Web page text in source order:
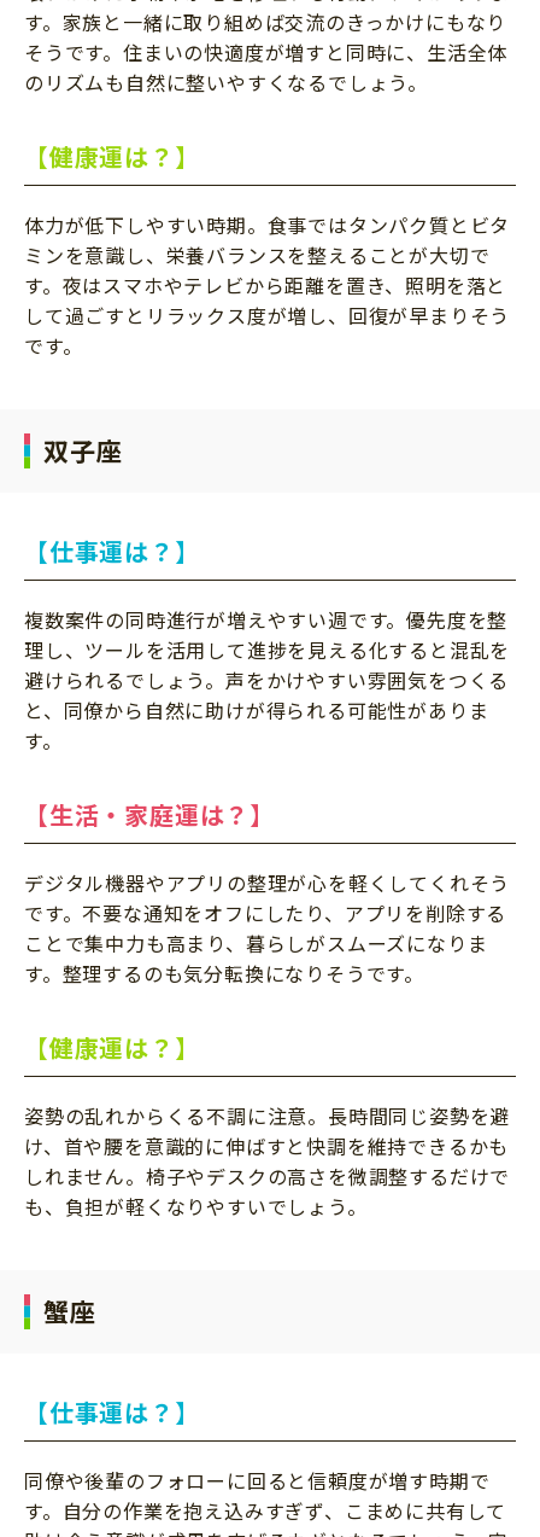
す。家族と一緒に取り組めば交流のきっかけにもなり
そうです。住まいの快適度が増すと同時に、生活全体
のリズムも自然に整いやすくなるでしょう。
【健康運は？】
体力が低下しやすい時期。食事ではタンパク質とビタ
ミンを意識し、栄養バランスを整えることが大切で
す。夜はスマホやテレビから距離を置き、照明を落と
して過ごすとリラックス度が増し、回復が早まりそう
です。
双子座
【仕事運は？】
複数案件の同時進行が増えやすい週です。優先度を整
理し、ツールを活用して進捗を見える化すると混乱を
避けられるでしょう。声をかけやすい雰囲気をつくる
と、同僚から自然に助けが得られる可能性がありま
す。
【生活・家庭運は？】
デジタル機器やアプリの整理が心を軽くしてくれそう
です。不要な通知をオフにしたり、アプリを削除する
ことで集中力も高まり、暮らしがスムーズになりま
す。整理するのも気分転換になりそうです。
【健康運は？】
姿勢の乱れからくる不調に注意。長時間同じ姿勢を避
け、首や腰を意識的に伸ばすと快調を維持できるかも
しれません。椅子やデスクの高さを微調整するだけで
も、負担が軽くなりやすいでしょう。
蟹座
【仕事運は？】
同僚や後輩のフォローに回ると信頼度が増す時期で
す。自分の作業を抱え込みすぎず、こまめに共有して